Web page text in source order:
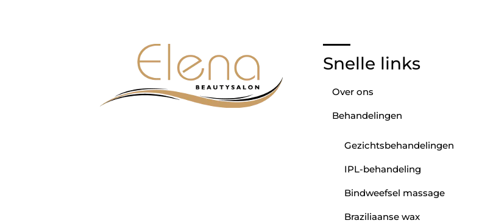
Snelle links
Over ons
Behandelingen
Gezichtsbehandelingen
IPL-behandeling
Bindweefsel massage
Braziliaanse wax